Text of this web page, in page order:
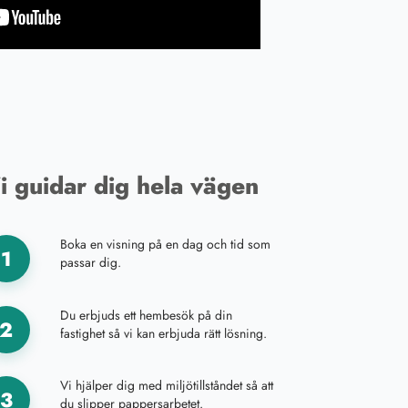
guidar dig hela vägen
1
Boka en visning på en dag och tid som
passar dig.
2
Du erbjuds ett hembesök på din
fastighet så vi kan erbjuda rätt lösning.
3
Vi hjälper dig med miljötillståndet så att
du slipper pappersarbetet.